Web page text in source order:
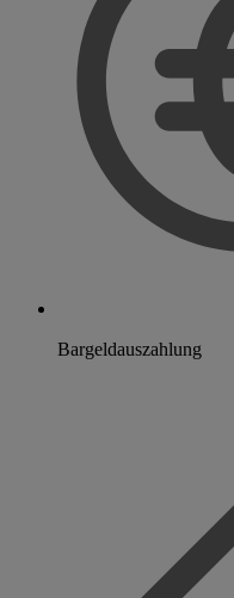
Bargeldauszahlung